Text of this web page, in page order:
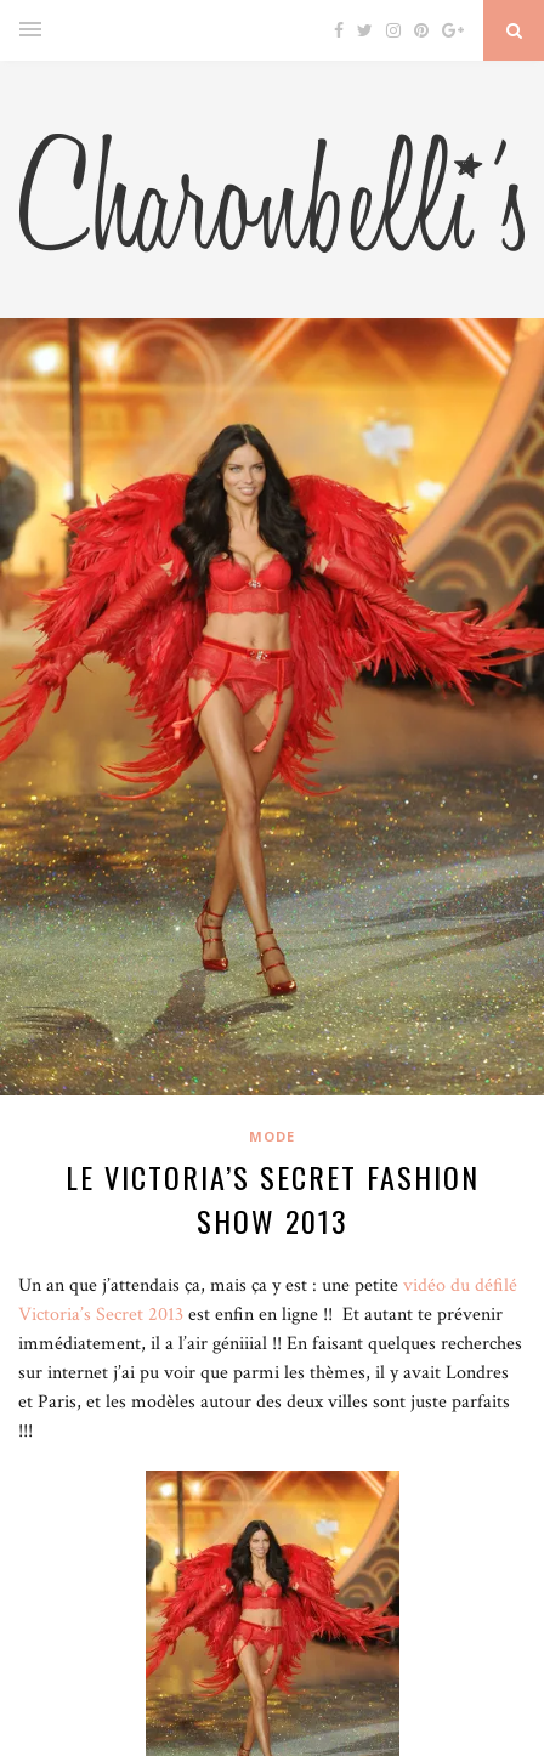
MODE
LE VICTORIA’S SECRET FASHION
SHOW 2013
Un an que j’attendais ça, mais ça y est : une petitevidéo du défilé
Victoria’s Secret 2013est enfin en ligne !! Et autant te prévenir
immédiatement, il a l’air géniiial !! En faisant quelques recherches
sur internet j’ai pu voir que parmi les thèmes, il y avait Londres
et Paris, et les modèles autour des deux villes sont juste parfaits
!!!